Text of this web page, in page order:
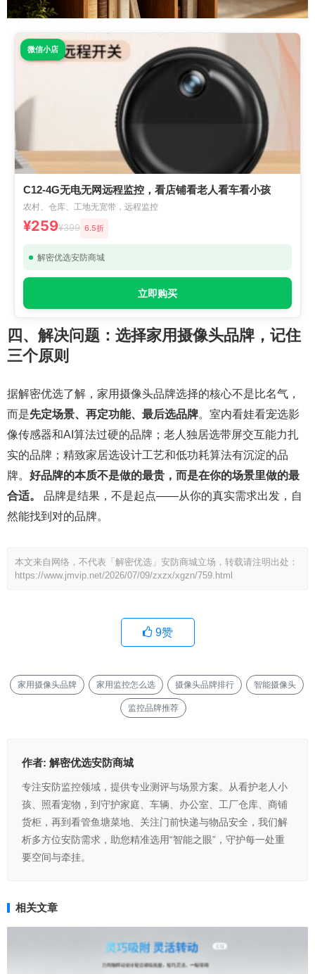
微信小店
C12-4G无电无网远程监控，看店铺看老人看车看小孩
农村、仓库、工地无宽带，远程监控
¥259¥399 6.5折
解密优选安防商城
立即购买
四、解决问题：选择家用摄像头品牌，记住
三个原则
据解密优选了解，家用摄像头品牌选择的核心不是比名气，
而是先定场景、再定功能、最后选品牌。室内看娃看宠选影
像传感器和AI算法过硬的品牌；老人独居选带屏交互能力扎
实的品牌；精致家居选设计工艺和低功耗算法有沉淀的品
牌。 好品牌的本质不是做的最贵，而是在你的场景里做的最
合适。
品牌是结果，不是起点——从你的真实需求出发，自
然能找到对的品牌。
本文来自网络，不代表「解密优选」安防商城立场，转载请注明出处：
https://www.jmvip.net/2026/07/09/zxzx/xgzn/759.html
9赞
家用摄像头品牌 家用监控怎么选 摄像头品牌排行 智能摄像头
监控品牌推荐
作者: 解密优选安防商城
专注安防监控领域，提供专业测评与场景方案。从看护老人小
孩、照看宠物，到守护家庭、车辆、办公室、工厂仓库、商铺
货柜，再到看管鱼塘菜地、关注门前快递与物品安全，我们解
析多方位安防需求，助您精准选用“智能之眼”，守护每一处重
要空间与牵挂。
相关文章